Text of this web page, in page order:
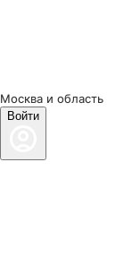
Москва и область
Войти